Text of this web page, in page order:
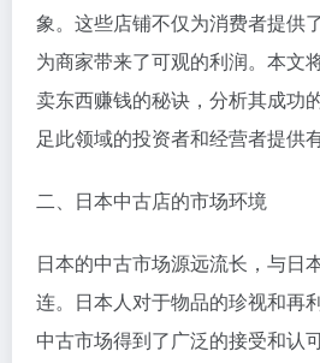
象。这些店铺不仅为消费者提供
为商家带来了可观的利润。本文
卖东西赚钱的秘诀，分析其成功
足此领域的投资者和经营者提供
二、日本中古店的市场环境
日本的中古市场源远流长，与日
连。日本人对于物品的珍视和再
中古市场得到了广泛的接受和认